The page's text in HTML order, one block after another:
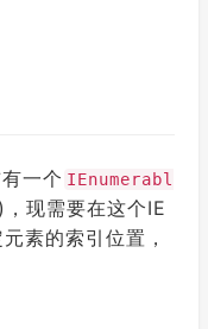
一个 IEnumerabl
现需要在这个IE
素的索引位置，